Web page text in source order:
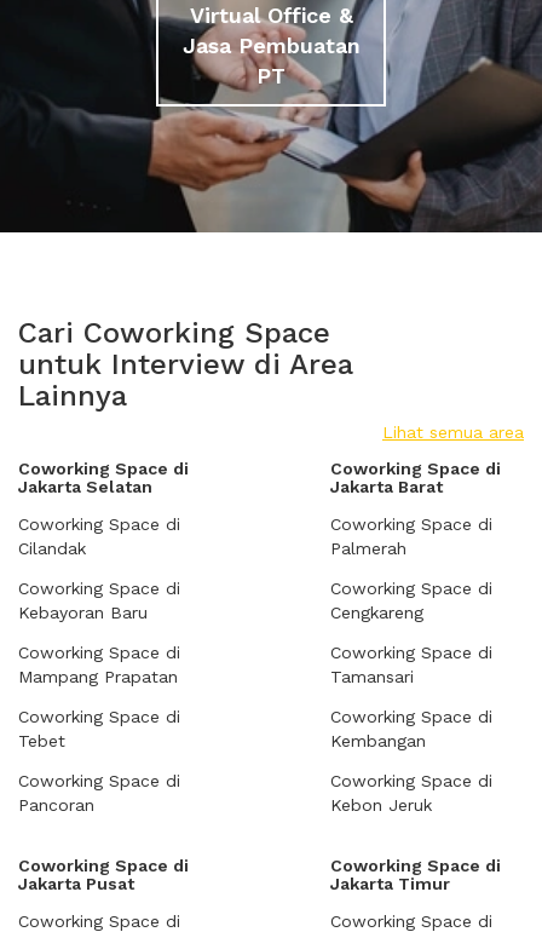
Virtual Office &
Jasa Pembuatan
PT
Cari Coworking Space
untuk Interview di Area
Lainnya
Lihat semua area
Coworking Space di
Jakarta Selatan
Coworking Space di
Cilandak
Coworking Space di
Kebayoran Baru
Coworking Space di
Mampang Prapatan
Coworking Space di
Tebet
Coworking Space di
Pancoran
Coworking Space di
Jakarta Barat
Coworking Space di
Palmerah
Coworking Space di
Cengkareng
Coworking Space di
Tamansari
Coworking Space di
Kembangan
Coworking Space di
Kebon Jeruk
Coworking Space di
Jakarta Pusat
Coworking Space di
Coworking Space di
Jakarta Timur
Coworking Space di